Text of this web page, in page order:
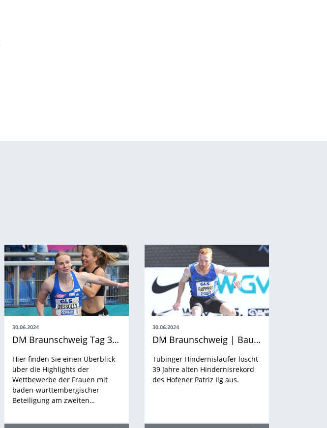
30.06.2024
DM Braunschweig Tag 3 | Die Entscheidungen der Frauen
Hier finden Sie einen Überblick
über die Highlights der
Wettbewerbe der Frauen mit
baden-württembergischer
Beteiligung am zweiten…
30.06.2024
DM Braunschweig | Baumann baut Balken für Olympia
Tübinger Hindernisläufer löscht
39 Jahre alten Hindernisrekord
des Hofener Patriz Ilg aus.